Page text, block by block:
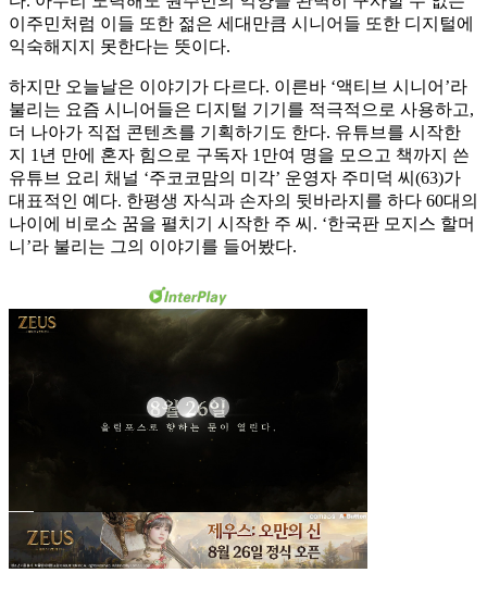
이주민처럼 이들 또한 젊은 세대만큼 시니어들 또한 디지털에
익숙해지지 못한다는 뜻이다.
하지만 오늘날은 이야기가 다르다. 이른바 ‘액티브 시니어’라
불리는 요즘 시니어들은 디지털 기기를 적극적으로 사용하고,
더 나아가 직접 콘텐츠를 기획하기도 한다. 유튜브를 시작한
지 1년 만에 혼자 힘으로 구독자 1만여 명을 모으고 책까지 쓴
유튜브 요리 채널 ‘주코코맘의 미각’ 운영자 주미덕 씨(63)가
대표적인 예다. 한평생 자식과 손자의 뒷바라지를 하다 60대의
나이에 비로소 꿈을 펼치기 시작한 주 씨. ‘한국판 모지스 할머
니’라 불리는 그의 이야기를 들어봤다.